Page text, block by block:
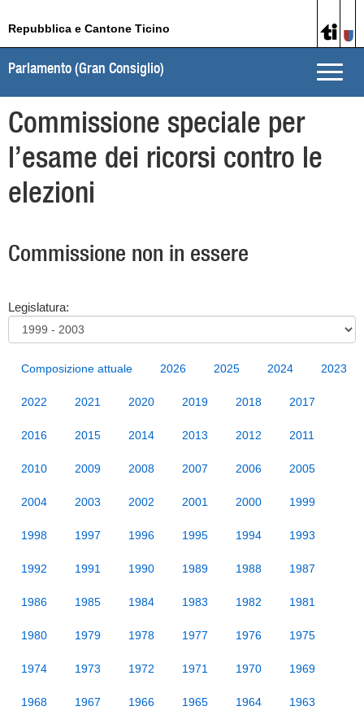
Repubblica e Cantone Ticino
Toggle
Parlamento (Gran Consiglio)
Commissione speciale per
l’esame dei ricorsi contro le
elezioni
Commissione non in essere
Legislatura:
Composizione attuale 2026 2025 2024 2023
2022 2021 2020 2019 2018 2017
2016 2015 2014 2013 2012 2011
2010 2009 2008 2007 2006 2005
2004 2003 2002 2001 2000 1999
1998 1997 1996 1995 1994 1993
1992 1991 1990 1989 1988 1987
1986 1985 1984 1983 1982 1981
1980 1979 1978 1977 1976 1975
1974 1973 1972 1971 1970 1969
1968 1967 1966 1965 1964 1963